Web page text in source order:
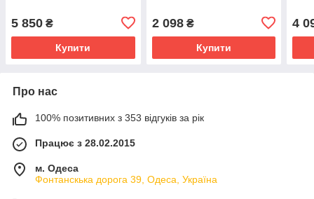
5 850 ₴
Купити
2 098₴
Купити
4
Про нас
100% позитивних з 353 відгуків за рік
Працює з 28.02.2015
м. Одеса
Фонтанскька дорога 39, Одеса, Україна